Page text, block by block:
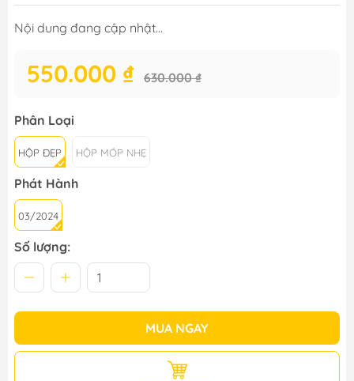
Nội dung đang cập nhật...
550.000 ₫ 630.000 ₫
Phân Loại
HỘP ĐẸP HỘP MÓP NHẸ
Phát Hành
03/2024
Số lượng:
MUA NGAY